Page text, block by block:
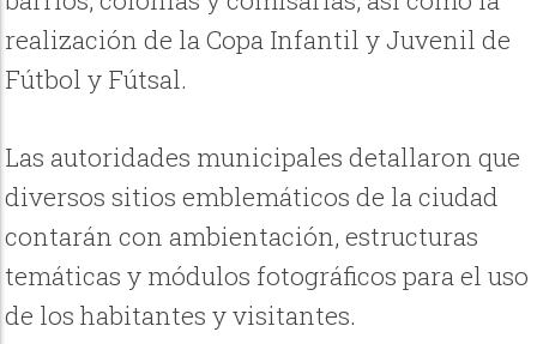
realización de la Copa Infantil y Juvenil de
Fútbol y Fútsal.
Las autoridades municipales detallaron que
diversos sitios emblemáticos de la ciudad
contarán con ambientación, estructuras
temáticas y módulos fotográficos para el uso
de los habitantes y visitantes.